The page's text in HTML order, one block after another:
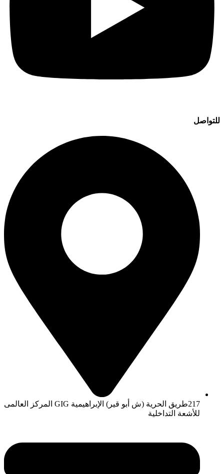
للتواصل
217طريق الحرية (ش أبو قير) الإبراهيمية GIG المركز العالمى
للأشعة التداخلية